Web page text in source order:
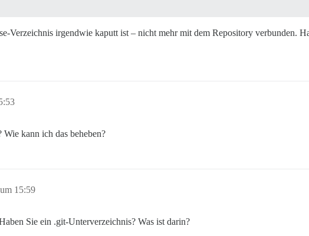
Verzeichnis irgendwie kaputt ist – nicht mehr mit dem Repository verbunden.
Wie kann ich das beheben?
15:59
Sie ein .git-Unterverzeichnis? Was ist darin?